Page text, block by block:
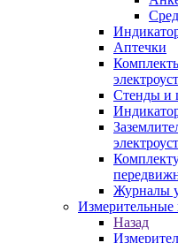
Аптечки
Стенды и
Журналы
Назад